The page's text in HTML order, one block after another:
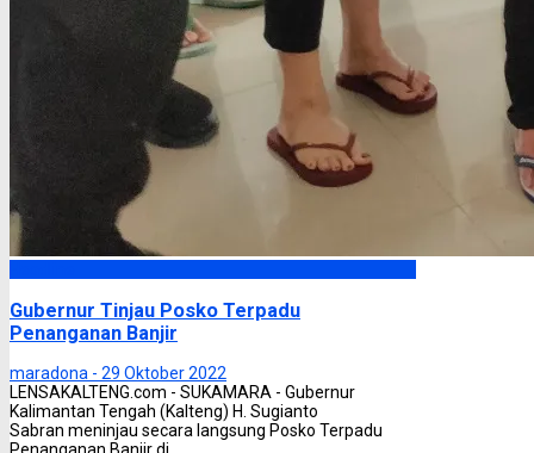
Gubernur Tinjau Posko Terpadu
Penanganan Banjir
maradona - 29 Oktober 2022
LENSAKALTENG.com - SUKAMARA - Gubernur
Kalimantan Tengah (Kalteng) H. Sugianto
Sabran meninjau secara langsung Posko Terpadu